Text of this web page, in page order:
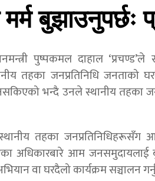
बुझाउनुपर्छः
पुष्पकमल दाहाल
तहका जनप्रतिनिधि जनताको
भन्दै उनले स्थानीय तहका
स्थानीय तहका
अधिकारबारे आम जनसमुदायलाई
वा घरदैलो कार्यक्रम सञ्चालन